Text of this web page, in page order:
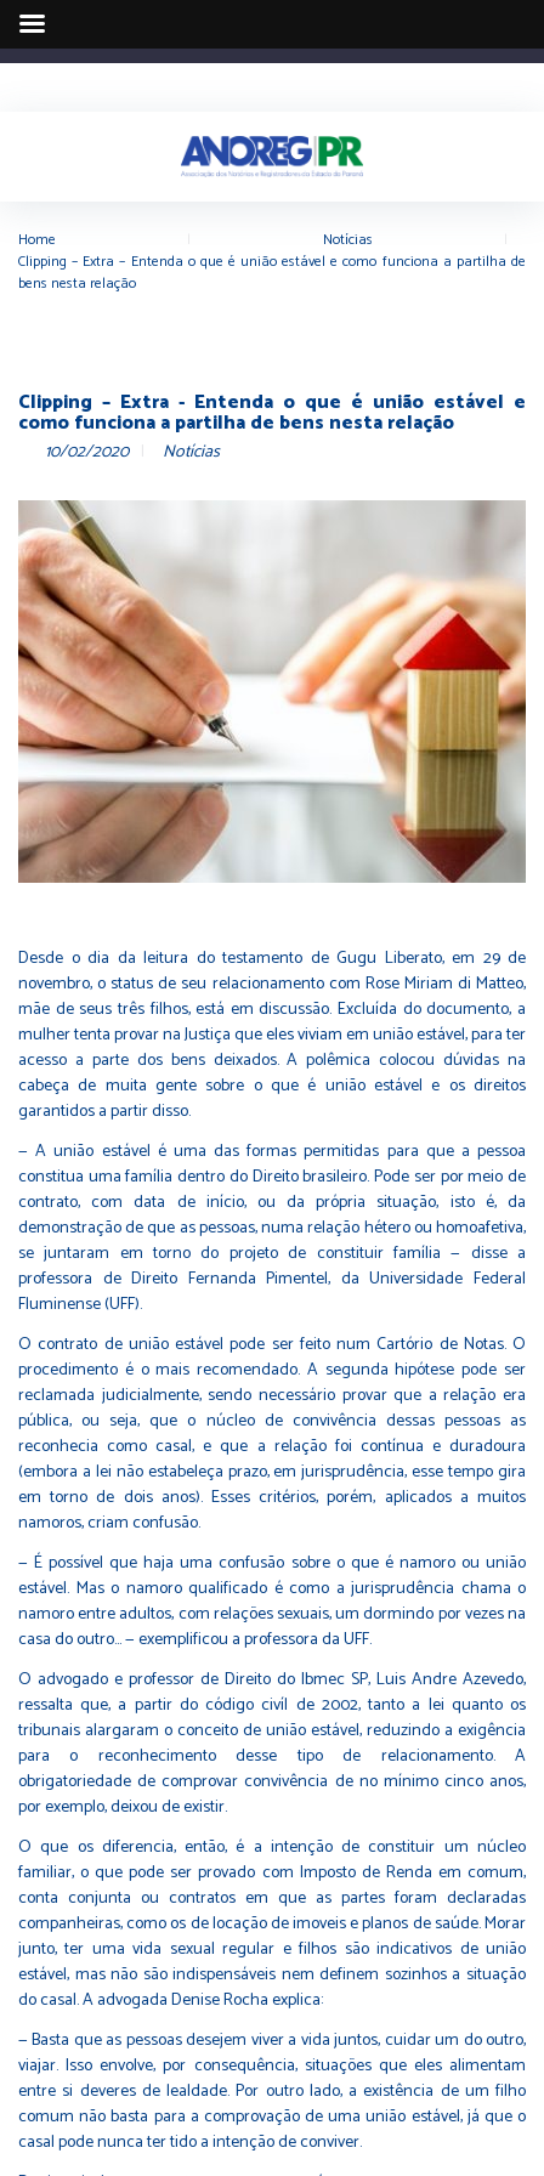
Home Notícias
Clipping – Extra – Entenda o que é união estável e como funciona a partilha de
bens nesta relação
Clipping – Extra - Entenda o que é união estável e
como funciona a partilha de bens nesta relação
10/02/2020 Notícias
Desde o dia da leitura do testamento de Gugu Liberato, em 29 de
novembro, o status de seu relacionamento com Rose Miriam di Matteo,
mãe de seus três filhos, está em discussão. Excluída do documento, a
mulher tenta provar na Justiça que eles viviam em união estável, para ter
acesso a parte dos bens deixados. A polêmica colocou dúvidas na
cabeça de muita gente sobre o que é união estável e os direitos
garantidos a partir disso.
— A união estável é uma das formas permitidas para que a pessoa
constitua uma família dentro do Direito brasileiro. Pode ser por meio de
contrato, com data de início, ou da própria situação, isto é, da
demonstração de que as pessoas, numa relação hétero ou homoafetiva,
se juntaram em torno do projeto de constituir família — disse a
professora de Direito Fernanda Pimentel, da Universidade Federal
Fluminense (UFF).
O contrato de união estável pode ser feito num Cartório de Notas. O
procedimento é o mais recomendado. A segunda hipótese pode ser
reclamada judicialmente, sendo necessário provar que a relação era
pública, ou seja, que o núcleo de convivência dessas pessoas as
reconhecia como casal, e que a relação foi contínua e duradoura
(embora a lei não estabeleça prazo, em jurisprudência, esse tempo gira
em torno de dois anos). Esses critérios, porém, aplicados a muitos
namoros, criam confusão.
— É possível que haja uma confusão sobre o que é namoro ou união
estável. Mas o namoro qualificado é como a jurisprudência chama o
namoro entre adultos, com relações sexuais, um dormindo por vezes na
casa do outro... — exemplificou a professora da UFF.
O advogado e professor de Direito do Ibmec SP, Luis Andre Azevedo,
ressalta que, a partir do código civíl de 2002, tanto a lei quanto os
tribunais alargaram o conceito de união estável, reduzindo a exigência
para o reconhecimento desse tipo de relacionamento. A
obrigatoriedade de comprovar convivência de no mínimo cinco anos,
por exemplo, deixou de existir.
O que os diferencia, então, é a intenção de constituir um núcleo
familiar, o que pode ser provado com Imposto de Renda em comum,
conta conjunta ou contratos em que as partes foram declaradas
companheiras, como os de locação de imoveis e planos de saúde. Morar
junto, ter uma vida sexual regular e filhos são indicativos de união
estável, mas não são indispensáveis nem definem sozinhos a situação
do casal. A advogada Denise Rocha explica:
— Basta que as pessoas desejem viver a vida juntos, cuidar um do outro,
viajar. Isso envolve, por consequência, situações que eles alimentam
entre si deveres de lealdade. Por outro lado, a existência de um filho
comum não basta para a comprovação de uma união estável, já que o
casal pode nunca ter tido a intenção de conviver.